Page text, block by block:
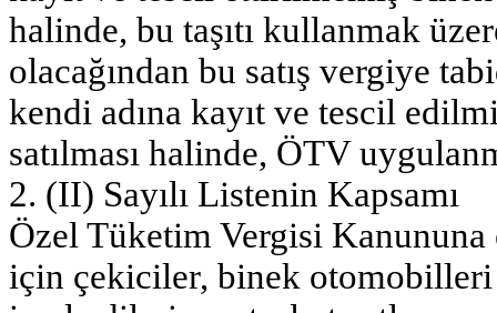
halinde, bu taşıtı kullanmak
olacağından bu satış vergiye
kendi adına kayıt ve tescil
satılması halinde, ÖTV
2. (II) Sayılı Listenin Kapsamı
Özel Tüketim Vergisi
için çekiciler, binek otomobilleri